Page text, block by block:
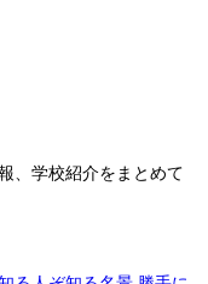
、学校紹介をまとめて